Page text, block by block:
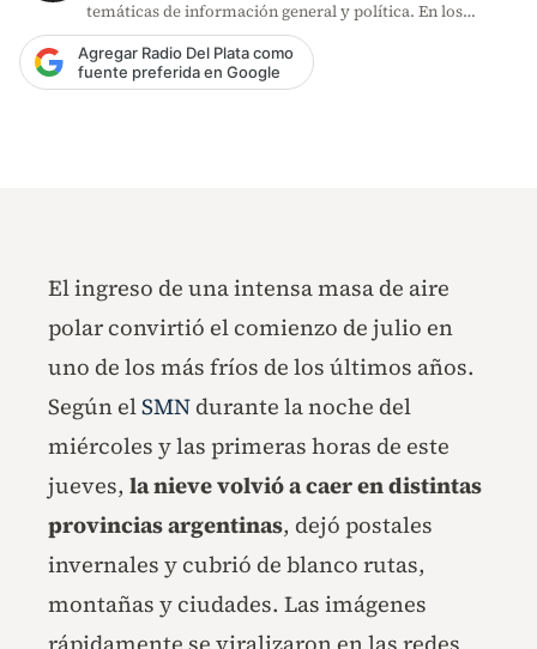
temáticas de información general y política. En los
últimos años,…
Agregar Radio Del Plata como
fuente preferida en Google
El ingreso de una intensa masa de aire
polar convirtió el comienzo de julio en
uno de los más fríos de los últimos años.
Según elSMN durante la noche del
miércoles y las primeras horas de este
jueves, la nieve volvió a caer en distintas
provincias argentinas, dejó postales
invernales y cubrió de blanco rutas,
montañas y ciudades. Las imágenes